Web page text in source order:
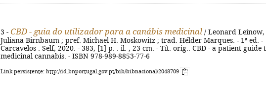
3 - CBD - guia do utilizador para a canábis medicinal / Leonard Leinow,
Juliana Birnbaum ; pref. Michael H. Moskowitz ; trad. Hélder Marques. - 1ª ed. -
Carcavelos : Self, 2020. - 383, [1] p. : il. ; 23 cm. - Tít. orig.: CBD - a patient guide
medicinal cannabis. - ISBN 978-989-8853-77-6
Link persistente: http://id.bnportugal.gov.pt/bib/bibnacional/2048709